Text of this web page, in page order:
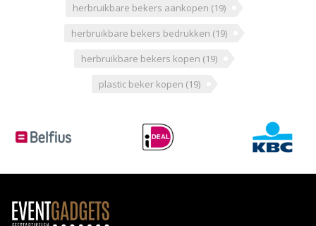
herbruikbare bekers aankopen (19)
herbruikbare bekers bedrukken (19)
herbruikbare bekers kopen (19)
plastic beker kopen (19)